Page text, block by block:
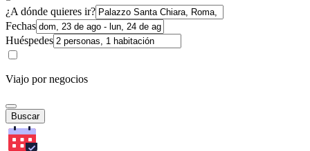
¿A dónde quieres ir?
Fechas
Huéspedes
Viajo por negocios
Buscar